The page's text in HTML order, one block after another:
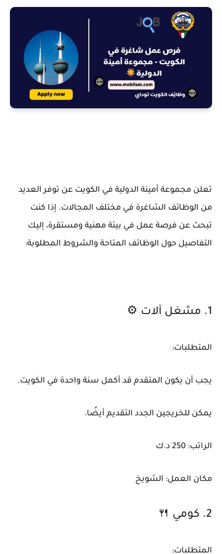
تعلن مجموعة أمينة الدولية في الكويت عن توفر العديد
من الوظائف الشاغرة في مختلف المجالات. إذا كنت
تبحث عن فرصة عمل في بيئة مهنية ومستقرة، إليك
التفاصيل حول الوظائف المتاحة والشروط المطلوبة:
1. مشغل آلات ⚙️
المتطلبات:
يجب أن يكون المتقدم قد أكمل سنة واحدة في الكويت.
يمكن للخريجين الجدد التقديم أيضًا.
الراتب: 250 د.ك
مكان العمل: الشويخ
2. كومي 🍴
المتطلبات: